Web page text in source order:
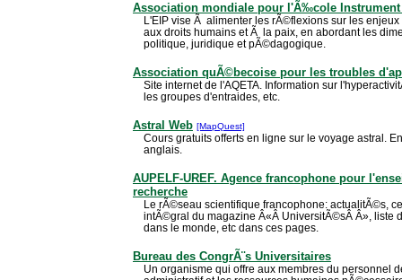
Association mondiale pour l'Ã‰cole Instrument
L'EIP vise Ã alimenter les rÃ©flexions sur les
aux droits humains et Ã la paix, en abordant les
politique, juridique et pÃ©dagogique.
Association quÃ©becoise pour les troubles
Site internet de l'AQETA. Information sur
les groupes d'entraides, etc.
Astral Web [MapQuest]
Cours gratuits offerts en ligne sur le voyage astral.
anglais.
AUPELF-UREF. Agence francophone pour
recherche
Le rÃ©seau scientifique francophone: actualitÃ©s,
intÃ©gral du magazine Â«Â UniversitÃ©sÂ Â», liste
dans le monde, etc dans ces pages.
Bureau des CongrÃ¨s Universitaires
Un organisme qui offre aux membres du personnel